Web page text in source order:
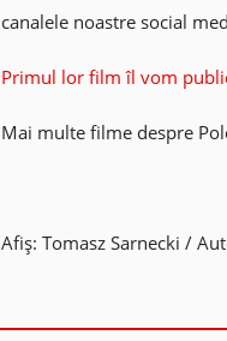
canalele noastre social
Primul lor film îl vom
Mai multe filme despre
Afiș: Tomasz Sarnecki /